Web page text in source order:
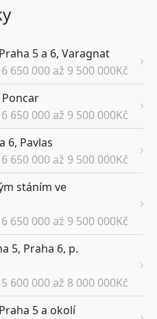
5 a 6, Varagnat
6 650 000 až 9 500 000Kč
6 650 000 až 9 500 000Kč
6, Pavlas
6 650 000 až 9 500 000Kč
stáním ve
6 650 000 až 9 500 000Kč
5, Praha 6, p.
5 600 000 až 8 000 000Kč
5 a okolí